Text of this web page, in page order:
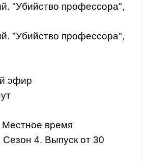
"Убийство профессора",
"Убийство профессора",
эфир
Местное время
4. Выпуск от 30